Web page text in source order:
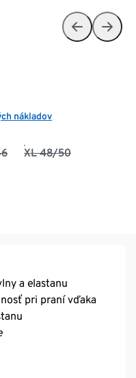
nákladov
XL 48/50
a elastanu
pri praní vďaka